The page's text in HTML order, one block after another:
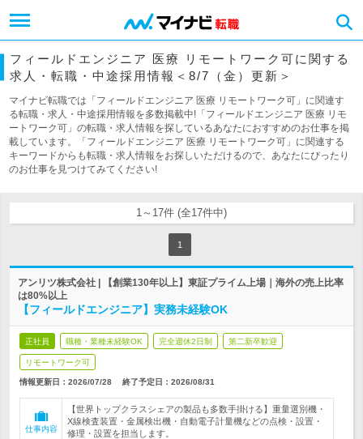
フィールドエンジニア 医療 リモートワーク可に関する
求人・転職・中途採用情報＜8/7（金）更新＞
マイナビ転職では「フィールドエンジニア 医療 リモートワーク可」に関連す
る転職・求人・中途採用情報を多数掲載中!「フィールドエンジニア 医療 リモ
ートワーク可」の転職・求人情報を探しているあなたにおすすめのお仕事を掲
載しています。「フィールドエンジニア 医療 リモートワーク可」に関連する
キーワードからも転職・求人情報をお探しいただけるので、あなたにぴったり
のお仕事を見つけてみてください!
1～17件 (全17件中)
1
アンリツ株式会社 | 【創業130年以上】東証プライム上場｜海外の売上比率
は80%以上
【フィールドエンジニア】実務未経験OK
正社員 職種・業種未経験OK 完全週休2日制 第二新卒歓迎
リモートワーク可
情報更新日：2026/07/28 終了予定日： 2026/08/31
仕事内容
【世界トップクラスシェアの製品も多数手掛ける】重量選別機・
X線検査装置・金属検出機・自動電子計量機などの点検・設置・
修理・設置を担当します。